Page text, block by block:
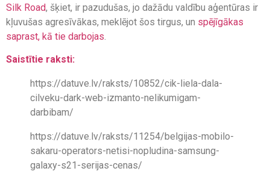
Silk Road, šķiet, ir pazudušas, jo dažādu valdību aģentūras ir
kļuvušas agresīvākas, meklējot šos tirgus, un spējīgākas
saprast, kā tie darbojas.
Saistītie raksti:
https://datuve.lv/raksts/10852/cik-liela-dala-
cilveku-dark-web-izmanto-nelikumigam-
darbibam/
https://datuve.lv/raksts/11254/belgijas-mobilo-
sakaru-operators-netisi-nopludina-samsung-
galaxy-s21-serijas-cenas/